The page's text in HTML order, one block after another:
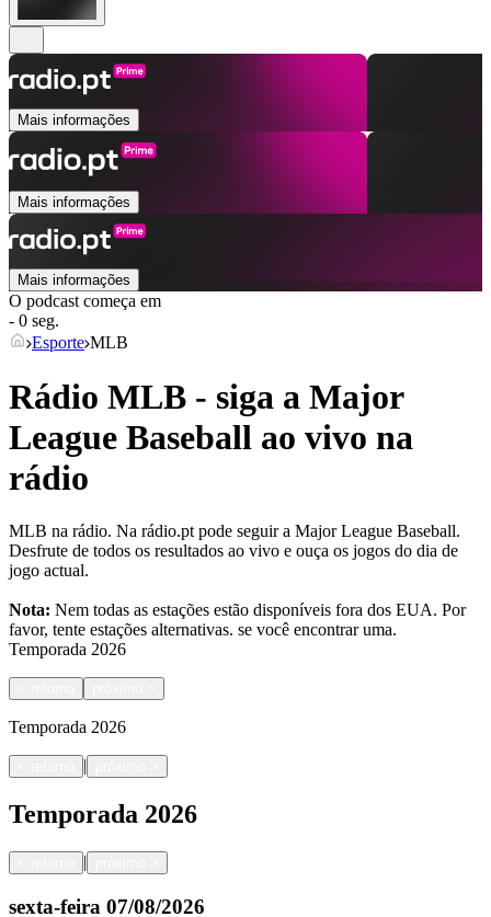
Mais informações
Mais informações
Mais informações
O podcast começa em
- 0 seg.
Esporte MLB
Rádio MLB - siga a Major
League Baseball ao vivo na
rádio
MLB na rádio. Na rádio.pt pode seguir a Major League Baseball.
Desfrute de todos os resultados ao vivo e ouça os jogos do dia de
jogo actual.
Nota: Nem todas as estações estão disponíveis fora dos EUA. Por
favor, tente estações alternativas. se você encontrar uma.
Temporada 2026
Temporada 2026
|
Temporada 2026
|
sexta-feira 07/08/2026